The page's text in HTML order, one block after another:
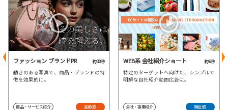
ファッション ブランドPR 約30秒
動きのある写真で、商品・ブランドの特
徴を効果的に。
商品・サービス紹介 高級感
WEB系 会社紹介ショート 約6秒
特定のターゲットへ向けた、シンプルで
明解な自社紹介動画広告に。
会社・事業紹介 親近感